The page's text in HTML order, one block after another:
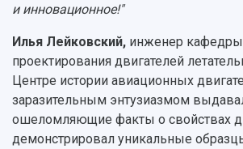
и инновационное!"
Илья Лейковский, инженер кафедры
проектирования двигателей
Центре истории авиационных
заразительным энтузиазмом
ошеломляющие факты о свойствах
демонстрировал уникальные